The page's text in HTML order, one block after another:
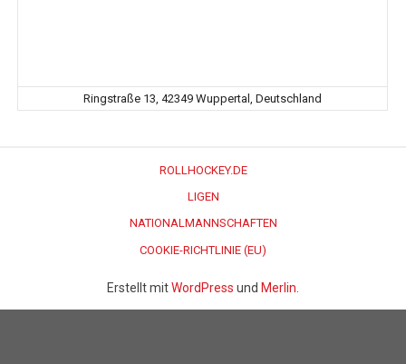
Ringstraße 13, 42349 Wuppertal, Deutschland
ROLLHOCKEY.DE
LIGEN
NATIONALMANNSCHAFTEN
COOKIE-RICHTLINIE (EU)
Erstellt mitWordPress und Merlin